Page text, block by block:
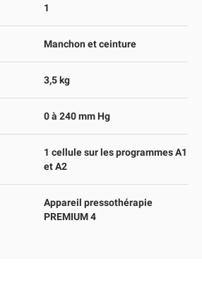
1
Manchon et ceinture
3,5 kg
0 à 240 mm Hg
1 cellule sur les programmes A1
et A2
Appareil pressothérapie
PREMIUM 4